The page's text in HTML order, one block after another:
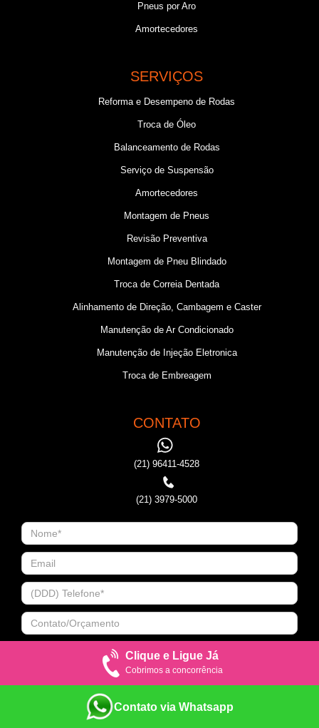
Pneus por Aro
Amortecedores
SERVIÇOS
Reforma e Desempeno de Rodas
Troca de Óleo
Balanceamento de Rodas
Serviço de Suspensão
Amortecedores
Montagem de Pneus
Revisão Preventiva
Montagem de Pneu Blindado
Troca de Correia Dentada
Alinhamento de Direção, Cambagem e Caster
Manutenção de Ar Condicionado
Manutenção de Injeção Eletronica
Troca de Embreagem
CONTATO
(21) 96411-4528
(21) 3979-5000
Clique e Ligue Já
Cobrimos a concorrência
Contato via Whatsapp